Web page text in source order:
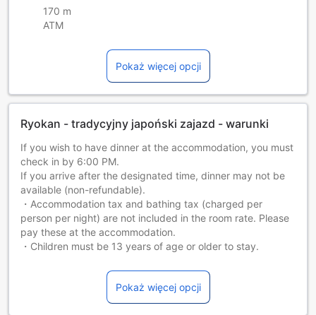
170 m
ATM
Pokaż więcej opcji
Ryokan - tradycyjny japoński zajazd - warunki
If you wish to have dinner at the accommodation, you must
check in by 6:00 PM.
If you arrive after the designated time, dinner may not be
available (non-refundable).
・Accommodation tax and bathing tax (charged per
person per night) are not included in the room rate. Please
pay these at the accommodation.
・Children must be 13 years of age or older to stay.
wybranego pokoju, prosimy o zapoznanie się ze
szczegółowymi informacjami o pokoju.
Pokaż więcej opcji